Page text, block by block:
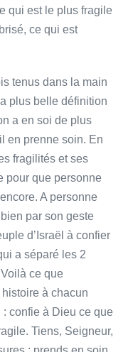
qui est le plus fragile
ce qui est
tenus dans la main
plus belle définition
a en soi de plus
en prenne soin. En
fragilités et ses
pour que personne
A personne
par son geste
d’Israël à confier
a séparé les 2
ce que
à chacun
: confie à Dieu ce que
Tiens, Seigneur,